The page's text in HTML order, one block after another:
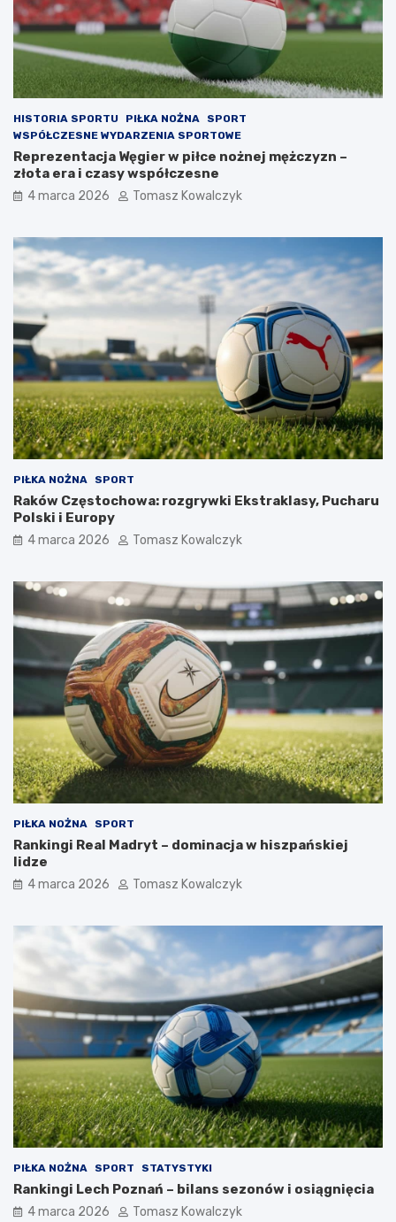
HISTORIA SPORTU PIŁKA NOŻNA
SPORT
WSPÓŁCZESNE WYDARZENIA SPORTOWE
Reprezentacja Węgier w piłce nożnej mężczyzn –
złota era i czasy współczesne
4 marca 2026 Tomasz Kowalczyk
PIŁKA NOŻNA SPORT
Raków Częstochowa: rozgrywki Ekstraklasy, Pucharu
Polski i Europy
4 marca 2026 Tomasz Kowalczyk
PIŁKA NOŻNA SPORT
Rankingi Real Madryt – dominacja w hiszpańskiej
lidze
4 marca 2026 Tomasz Kowalczyk
PIŁKA NOŻNA SPORT STATYSTYKI
Rankingi Lech Poznań – bilans sezonów i osiągnięcia
4 marca 2026 Tomasz Kowalczyk